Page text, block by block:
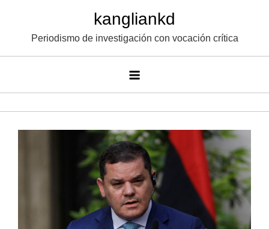
contenido
kangliankd
Periodismo de investigación con vocación crítica